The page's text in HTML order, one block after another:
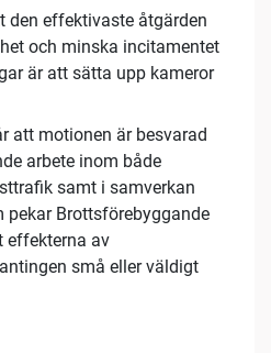
den effektivaste åtgärden
och minska incitamentet
är att sätta upp kameror
att motionen är besvarad
arbete inom både
samt i samverkan
pekar Brottsförebyggande
effekterna av
små eller väldigt